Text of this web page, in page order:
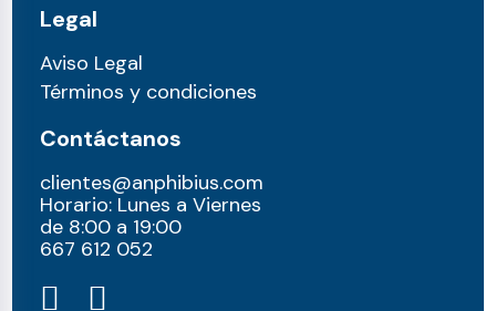
Legal
Aviso Legal
Términos y condiciones
Contáctanos
clientes@anphibius.com
Horario: Lunes a Viernes
de 8:00 a 19:00
667 612 052​